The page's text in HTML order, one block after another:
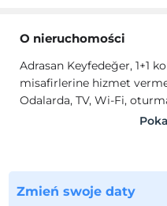
O nieruchomości
Adrasan Keyfedeğer, 1+1
misafirlerine hizmet
Odalarda, TV, Wi-Fi,
araç ve gereçleri
Adrasan Kumluca'da
Plaża
Zmień swoje daty